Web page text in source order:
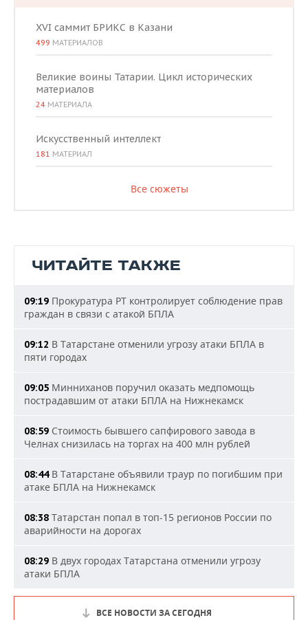
XVI саммит БРИКС в Казани
499 МАТЕРИАЛОВ
Великие воины Татарии. Цикл исторических
материалов
24 МАТЕРИАЛА
Искусственный интеллект
181 МАТЕРИАЛ
Все сюжеты
ЧИТАЙТЕ ТАКЖЕ
09:19 Прокуратура РТ контролирует соблюдение прав
граждан в связи с атакой БПЛА
09:12 В Татарстане отменили угрозу атаки БПЛА в
пяти городах
09:05 Минниханов поручил оказать медпомощь
пострадавшим от атаки БПЛА на Нижнекамск
08:59 Стоимость бывшего сапфирового завода в
Челнах снизилась на торгах на 400 млн рублей
08:44В Татарстане объявили траур по погибшим при
атаке БПЛА на Нижнекамск
08:38 Татарстан попал в топ-15 регионов России по
аварийности на дорогах
08:29 В двух городах Татарстана отменили угрозу
атаки БПЛА
ВСЕ НОВОСТИ ЗА СЕГОДНЯ